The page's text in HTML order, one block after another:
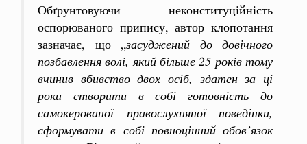
Обґрунтовуючи неконституційність
оспорюваного припису, автор клопотання
зазначає, що „засуджений до довічного
позбавлення волі, який більше 25 років тому
вчинив вбивство двох осіб, здатен за ці
роки створити в собі готовність до
самокерованої правослухняної поведінки,
сформувати в собі повноцінний обов’язок